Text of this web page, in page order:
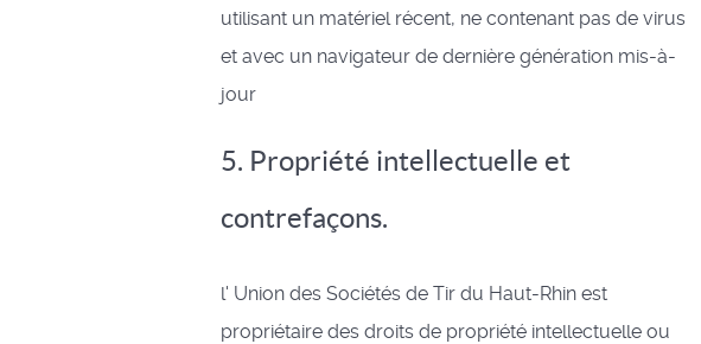
utilisant un matériel récent, ne contenant pas de virus
et avec un navigateur de dernière génération mis-à-
jour
5. Propriété intellectuelle et
contrefaçons.
l' Union des Sociétés de Tir du Haut-Rhin est
propriétaire des droits de propriété intellectuelle ou